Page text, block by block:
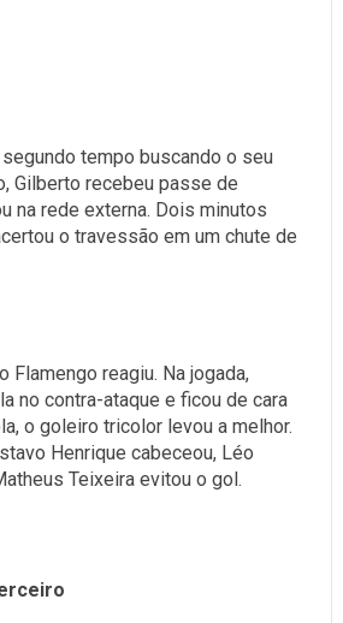
tempo buscando o seu
Gilberto recebeu passe de
na rede externa. Dois minutos
o travessão em um chute de
Flamengo reagiu. Na jogada,
no contra-ataque e ficou de cara
o goleiro tricolor levou a melhor.
Henrique cabeceou, Léo
Teixeira evitou o gol.